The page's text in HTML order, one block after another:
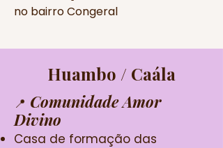
no bairro Congeral
Huambo / Caála
📍 Comunidade Amor
Divino
Casa de formação das